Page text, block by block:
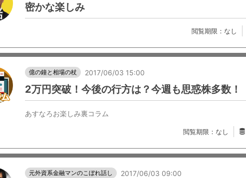
密かな楽しみ
閲覧期限：なし
億の鐘と相場の杖 2017/06/03 15:00
2万円突破！今後の行方は？今週も思惑株多数！
あすなろお楽しみ裏コラム
閲覧期限：なし
元外資系金融マンのこぼれ話し 2017/06/03 09:00